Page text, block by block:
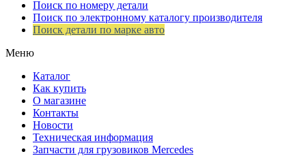
Поиск по номеру детали
Поиск по электронному каталогу производителя
Поиск детали по марке авто
Меню
Каталог
Как купить
О магазине
Контакты
Новости
Техническая информация
Запчасти для грузовиков Mercedes